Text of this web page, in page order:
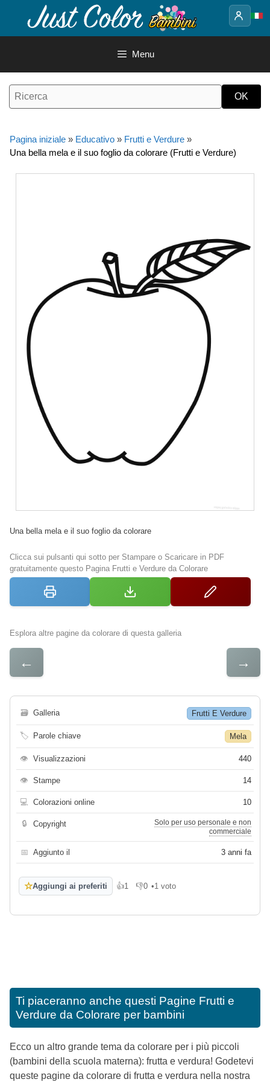
contenuto
Menu
Pagina iniziale » Educativo » Frutti e Verdure »
Una bella mela e il suo foglio da colorare (Frutti e Verdure)
Una bella mela e il suo foglio da colorare
Clicca sui pulsanti qui sotto per Stampare o Scaricare in PDF
gratuitamente questo Pagina Frutti e Verdure da Colorare
Esplora altre pagine da colorare di questa galleria
← →
🗃 Galleria Frutti E Verdure
🏷 Parole chiave Mela
👁 Visualizzazioni 440
👁 Stampe 14
💻 Colorazioni online 10
🔒 Copyright
Solo per uso personale e non
commerciale
📅 Aggiunto il 3 anni fa
☆Aggiungi ai preferiti 👍1
Mi piace
👎0
Non mi piace
•1 voto
Ti piaceranno anche questi Pagine Frutti e
Verdure da Colorare per bambini
Ecco un altro grande tema da colorare per i più piccoli
(bambini della scuola materna): frutta e verdura! Godetevi
queste pagine da colorare di frutta e verdura nella nostra